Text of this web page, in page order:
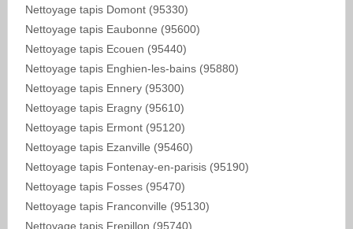
Nettoyage tapis Domont (95330)
Nettoyage tapis Eaubonne (95600)
Nettoyage tapis Ecouen (95440)
Nettoyage tapis Enghien-les-bains (95880)
Nettoyage tapis Ennery (95300)
Nettoyage tapis Eragny (95610)
Nettoyage tapis Ermont (95120)
Nettoyage tapis Ezanville (95460)
Nettoyage tapis Fontenay-en-parisis (95190)
Nettoyage tapis Fosses (95470)
Nettoyage tapis Franconville (95130)
Nettoyage tapis Frepillon (95740)